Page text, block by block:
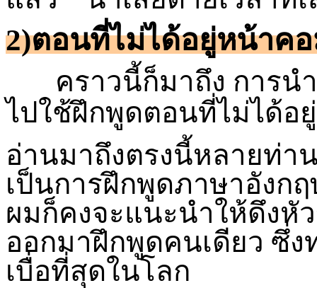
2)ตอนที่ไม่ได้อยู่หน้าค
คราวนี้ก็มาถึง การนำ
ไปใช้ฝึกพูดตอนที่ไม่ได้อ
อ่านมาถึงตรงนี้หลายท่า
เป็นการฝึกพูดภาษาอังก
ผมก็คงจะแนะนำให้ดึงหั
ออกมาฝึกพูดคนเดียว ซึ่ง
เบื่อที่สุดในโลก